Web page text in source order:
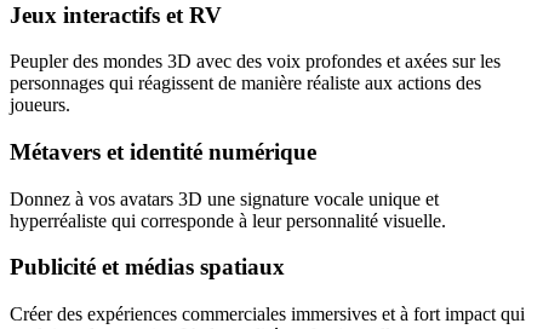
Jeux interactifs et RV
Peupler des mondes 3D avec des voix profondes et axées sur les
personnages qui réagissent de manière réaliste aux actions des
joueurs.
Métavers et identité numérique
Donnez à vos avatars 3D une signature vocale unique et
hyperréaliste qui corresponde à leur personnalité visuelle.
Publicité et médias spatiaux
Créer des expériences commerciales immersives et à fort impact qui